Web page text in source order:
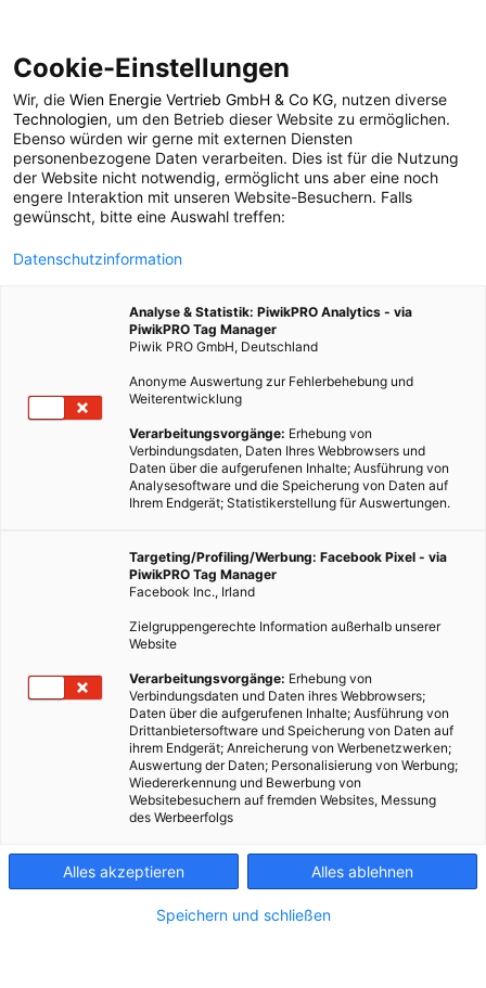
POSTS BY TAG
klimacheck
1 BEITRAG
Cookie-Einstellungen
Wir, die Wien Energie Vertrieb GmbH & Co KG, nutzen diverse
Technologien, um den Betrieb dieser Website zu ermöglichen.
Ebenso würden wir gerne mit externen Diensten
personenbezogene Daten verarbeiten. Dies ist für die Nutzung
der Website nicht notwendig, ermöglicht uns aber eine noch
engere Interaktion mit unseren Website-Besuchern. Falls
gewünscht, bitte eine Auswahl treffen:
Datenschutzinformation
Analyse & Statistik: PiwikPRO Analytics - via
PiwikPRO Tag Manager
Piwik PRO GmbH, Deutschland
Anonyme Auswertung zur Fehlerbehebung und
Weiterentwicklung
Verarbeitungsvorgänge: Erhebung von
Verbindungsdaten, Daten Ihres Webbrowsers und
Daten über die aufgerufenen Inhalte; Ausführung von
Analysesoftware und die Speicherung von Daten auf
Ihrem Endgerät; Statistikerstellung für Auswertungen.
Targeting/Profiling/Werbung: Facebook Pixel - via
PiwikPRO Tag Manager
Facebook Inc., Irland
Zielgruppengerechte Information außerhalb unserer
Website
Verarbeitungsvorgänge: Erhebung von
Verbindungsdaten und Daten ihres Webbrowsers;
Daten über die aufgerufenen Inhalte; Ausführung von
Drittanbietersoftware und Speicherung von Daten auf
ihrem Endgerät; Anreicherung von Werbenetzwerken;
Auswertung der Daten; Personalisierung von Werbung;
Wiedererkennung und Bewerbung von
Websitebesuchern auf fremden Websites, Messung
des Werbeerfolgs
Alles akzeptieren Alles ablehnen
Speichern und schließen